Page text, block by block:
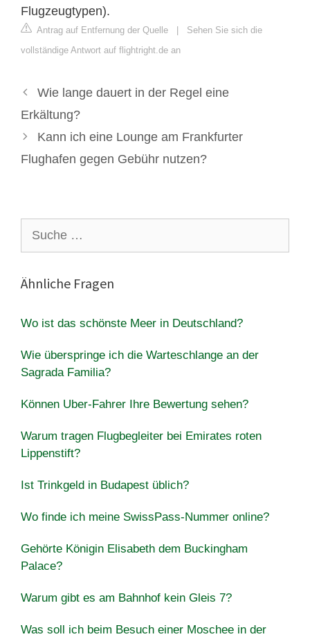
Flugzeugtypen).
Antrag auf Entfernung der Quelle | Sehen Sie sich die
vollständige Antwort auf flightright.de an
Wie lange dauert in der Regel eine
Erkältung?
Kann ich eine Lounge am Frankfurter
Flughafen gegen Gebühr nutzen?
nach:
Ähnliche Fragen
Wo ist das schönste Meer in Deutschland?
Wie überspringe ich die Warteschlange an der
Sagrada Familia?
Können Uber-Fahrer Ihre Bewertung sehen?
Warum tragen Flugbegleiter bei Emirates roten
Lippenstift?
Ist Trinkgeld in Budapest üblich?
Wo finde ich meine SwissPass-Nummer online?
Gehörte Königin Elisabeth dem Buckingham
Palace?
Warum gibt es am Bahnhof kein Gleis 7?
Was soll ich beim Besuch einer Moschee in der